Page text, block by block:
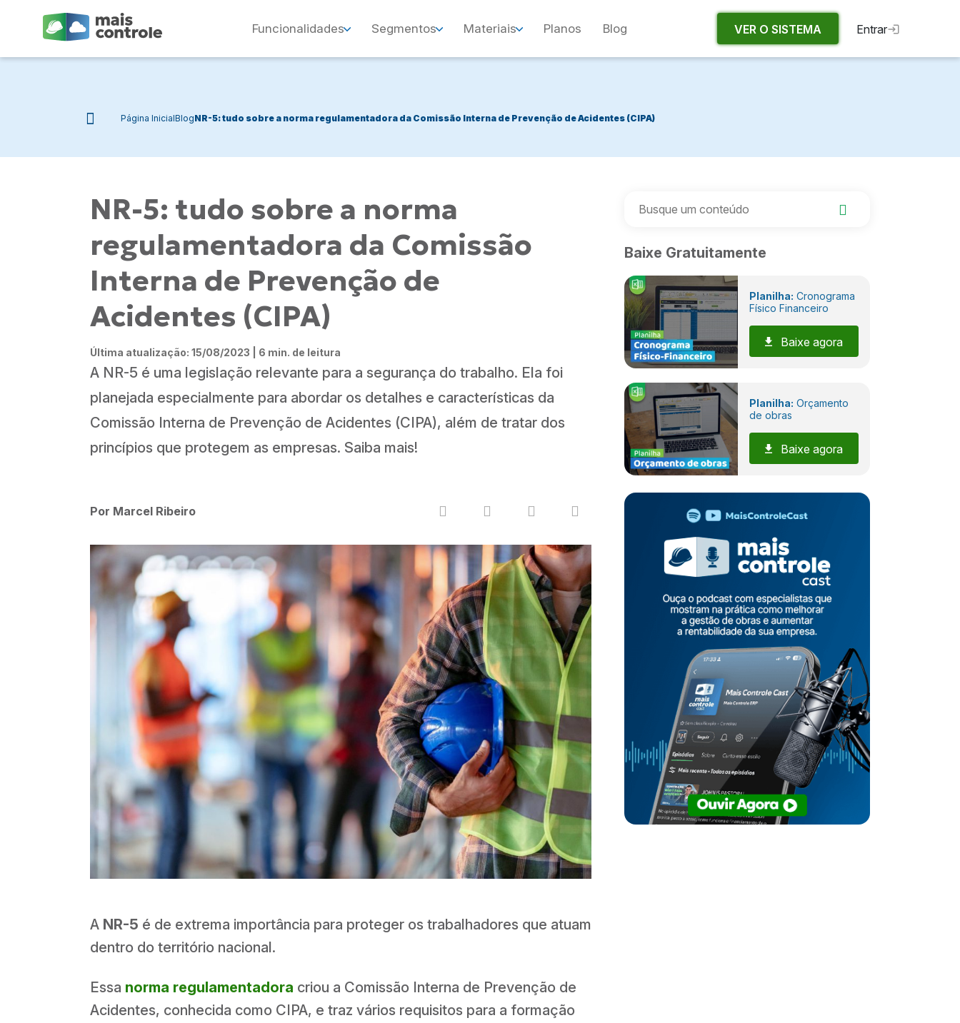
Funcionalidades Segmentos Materiais Planos Blog VER O SISTEMA Entrar
Página InicialBlogNR-5: tudo sobre a norma regulamentadora da Comissão Interna de Prevenção de Acidentes (CIPA)
NR-5: tudo sobre a norma
regulamentadora da Comissão
Interna de Prevenção de
Acidentes (CIPA)
Última atualização: 15/08/2023 | 6 min. de leitura
A NR-5 é uma legislação relevante para a segurança do trabalho. Ela foi
planejada especialmente para abordar os detalhes e características da
Comissão Interna de Prevenção de Acidentes (CIPA), além de tratar dos
princípios que protegem as empresas. Saiba mais!
Por Marcel Ribeiro
A NR-5 é de extrema importância para proteger os trabalhadores que atuam
dentro do território nacional.
Essa norma regulamentadora criou a Comissão Interna de Prevenção de
Acidentes, conhecida como CIPA, e traz vários requisitos para a formação
Baixe Gratuitamente
Planilha: Cronograma
Físico Financeiro
Baixe agora
Planilha: Orçamento
de obras
Baixe agora